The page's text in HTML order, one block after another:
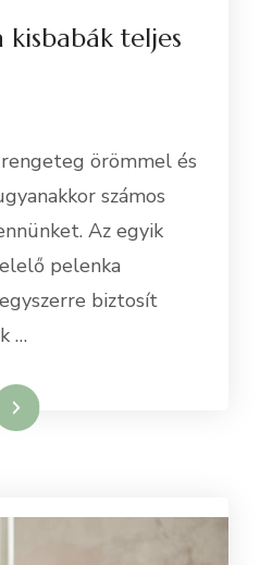
kisbabák teljes
örömmel és
számos
Az egyik
pelenka
biztosít
…